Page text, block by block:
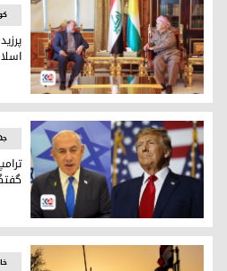
پرزیدنت مسعود بارزانی و
دونالد ترامپ و بنیامین نتانیاهو